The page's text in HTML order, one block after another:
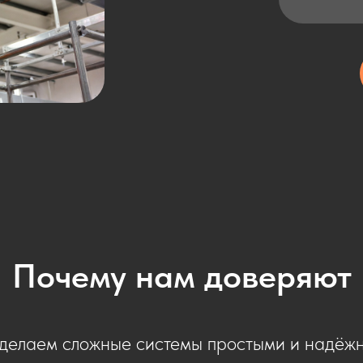
Почему нам доверяют
сложные системы простыми и